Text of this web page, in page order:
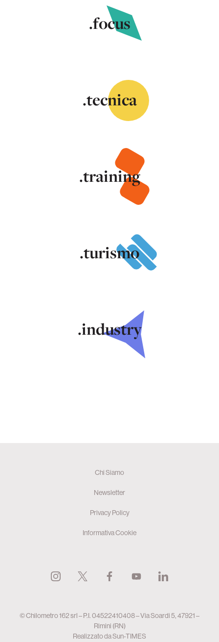
.focus
.tecnica
.training
.turismo
.industry
Chi Siamo
Newsletter
Privacy Policy
Informativa Cookie
© Chilometro 162 srl – P.I. 04522410408 – Via Soardi 5, 47921 –
Rimini (RN)
Realizzato daSun-TIMES